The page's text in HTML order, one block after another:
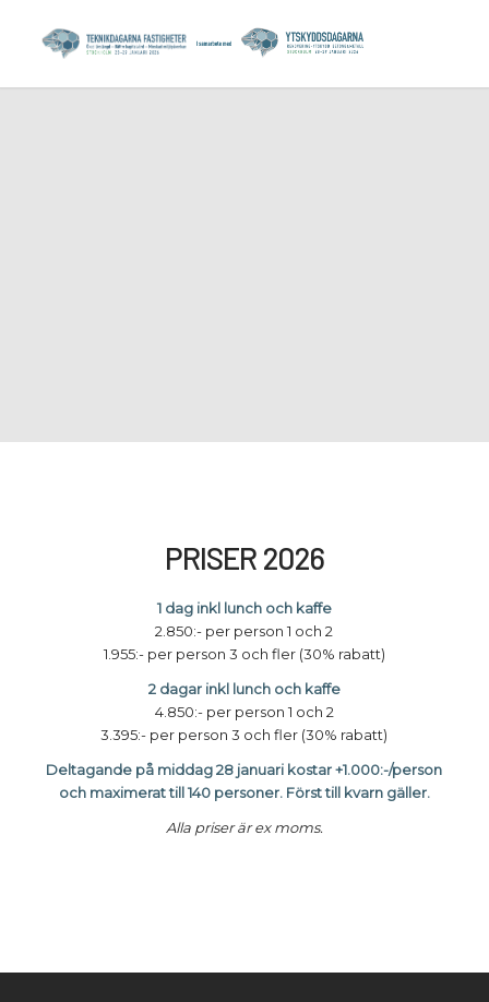
PRISER 2026
1 dag inkl lunch och kaffe
2.850:- per person 1 och 2
1.955:- per person 3 och fler (30% rabatt)
2 dagar inkl lunch och kaffe
4.850:- per person 1 och 2
3.395:- per person 3 och fler (30% rabatt)
Deltagande på middag 28 januari kostar +1.000:-/person
och maximerat till 140 personer. Först till kvarn gäller.
Alla priser är ex moms.